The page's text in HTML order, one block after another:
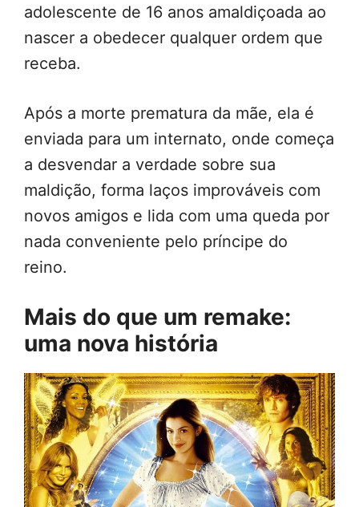
adolescente de 16 anos amaldiçoada ao
nascer a obedecer qualquer ordem que
receba.
Após a morte prematura da mãe, ela é
enviada para um internato, onde começa
a desvendar a verdade sobre sua
maldição, forma laços improváveis com
novos amigos e lida com uma queda por
nada conveniente pelo príncipe do
reino.
Mais do que um remake:
uma nova história